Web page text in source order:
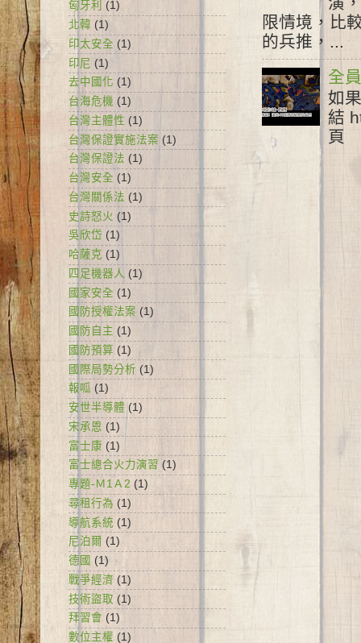
限情境，比
的兵推，...
全
如
結
頁
匈牙利
(1)
北韓 (1)
印太安全 (1)
印尼 (1)
去中國化 (1)
台海危機 (1)
台灣主體性 (1)
台灣保證實施法案 (1)
台灣保證法 (1)
台灣安全 (1)
台灣關係法 (1)
史詩怒火 (1)
吳欣岱 (1)
哈薩克 (1)
四足機器人 (1)
國家安全 (1)
國防授權法案 (1)
國防自主 (1)
國防預算 (1)
國際局勢分析 (1)
報呱 (1)
安世半導體 (1)
宋承恩 (1)
富士康 (1)
富士總合火力演習 (1)
專題-Ｍ1Ａ2 (1)
尋租行為 (1)
導航系統 (1)
尼泊爾 (1)
德國 (1)
戰爭經濟 (1)
技術盜取 (1)
拜習會 (1)
數位主權 (1)